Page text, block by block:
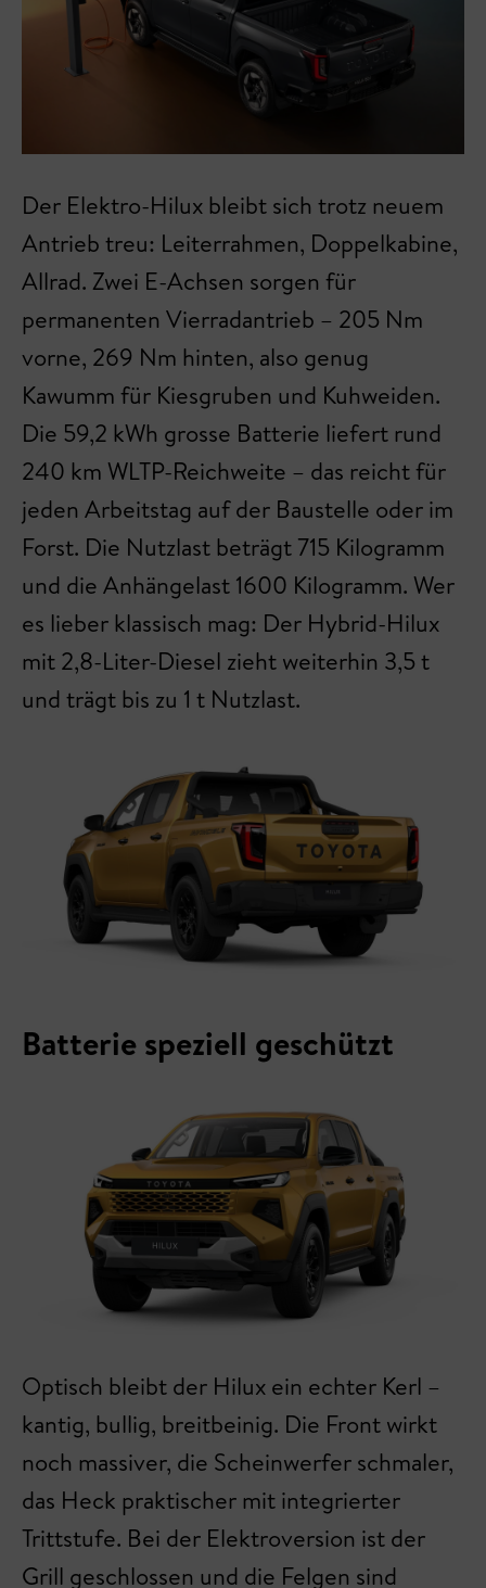
Der Elektro-Hilux bleibt sich trotz neuem
Antrieb treu: Leiterrahmen, Doppelkabine,
Allrad. Zwei E-Achsen sorgen für
permanenten Vierradantrieb – 205 Nm
vorne, 269 Nm hinten, also genug
Kawumm für Kiesgruben und Kuhweiden.
Die 59,2 kWh grosse Batterie liefert rund
240 km WLTP-Reichweite – das reicht für
jeden Arbeitstag auf der Baustelle oder im
Forst. Die Nutzlast beträgt 715 Kilogramm
und die Anhängelast 1600 Kilogramm. Wer
es lieber klassisch mag: Der Hybrid-Hilux
mit 2,8-Liter-Diesel zieht weiterhin 3,5 t
und trägt bis zu 1 t Nutzlast.
Batterie speziell geschützt
Optisch bleibt der Hilux ein echter Kerl –
kantig, bullig, breitbeinig. Die Front wirkt
noch massiver, die Scheinwerfer schmaler,
das Heck praktischer mit integrierter
Trittstufe. Bei der Elektroversion ist der
Grill geschlossen und die Felgen sind